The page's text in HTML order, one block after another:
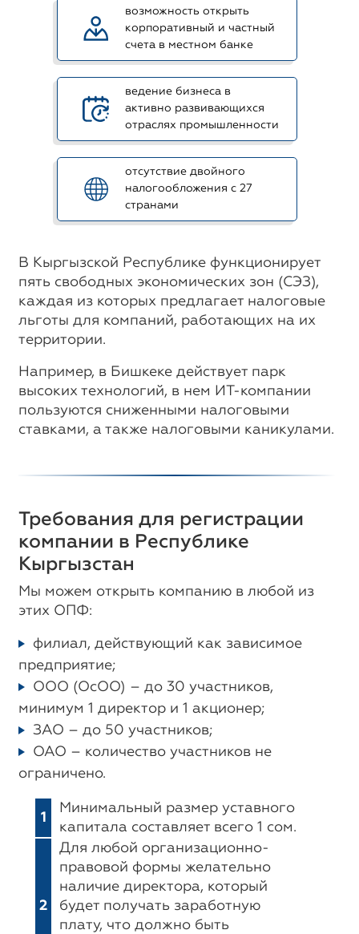
возможность открыть
корпоративный и частный
счета в местном банке
ведение бизнеса в
активно развивающихся
отраслях промышленности
отсутствие двойного
налогообложения с 27
странами
В Кыргызской Республике функционирует
пять свободных экономических зон (СЭЗ),
каждая из которых предлагает налоговые
льготы для компаний, работающих на их
территории.
Например, в Бишкеке действует парк
высоких технологий, в нем ИТ-компании
пользуются сниженными налоговыми
ставками, а также налоговыми каникулами.
Требования для регистрации
компании в Республике
Кыргызстан
Мы можем открыть компанию в любой из
этих ОПФ:
филиал, действующий как зависимое
предприятие;
ООО (ОсОО) – до 30 участников,
минимум 1 директор и 1 акционер;
ЗАО – до 50 участников;
ОАО – количество участников не
ограничено.
1
Минимальный размер уставного
капитала составляет всего 1 сом.
2
Для любой организационно-
правовой формы желательно
наличие директора, который
будет получать заработную
плату, что должно быть